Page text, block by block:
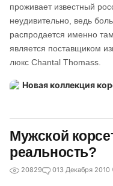
проживает известный
неудивительно, ведь
распродается именно
является поставщиком
люкс Chantal Thomass.
Мужской
реальность?
20829 013 Декабря 2010